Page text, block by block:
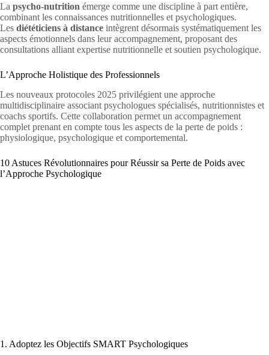
La psycho-nutrition émerge comme une discipline à part entière,
combinant les connaissances nutritionnelles et psychologiques.
Les diététiciens à distance intègrent désormais systématiquement les
aspects émotionnels dans leur accompagnement, proposant des
consultations alliant expertise nutritionnelle et soutien psychologique.
L’Approche Holistique des Professionnels
Les nouveaux protocoles 2025 privilégient une approche
multidisciplinaire associant psychologues spécialisés, nutritionnistes et
coachs sportifs. Cette collaboration permet un accompagnement
complet prenant en compte tous les aspects de la perte de poids :
physiologique, psychologique et comportemental.
10 Astuces Révolutionnaires pour Réussir sa Perte de Poids avec
l’Approche Psychologique
1. Adoptez les Objectifs SMART Psychologiques